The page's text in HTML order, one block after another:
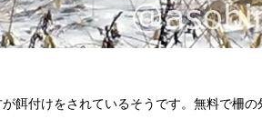
餌付けをされているそうです。無料で柵